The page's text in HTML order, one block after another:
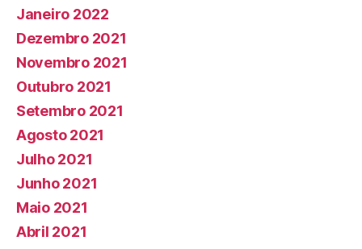
Janeiro 2022
Dezembro 2021
Novembro 2021
Outubro 2021
Setembro 2021
Agosto 2021
Julho 2021
Junho 2021
Maio 2021
Abril 2021